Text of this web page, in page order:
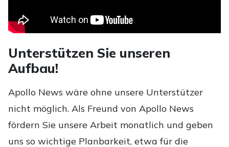
Unterstützen Sie unseren
Aufbau!
Apollo News wäre ohne unsere Unterstützer
nicht möglich. Als Freund von Apollo News
fördern Sie unsere Arbeit monatlich und geben
uns so wichtige Planbarkeit, etwa für die